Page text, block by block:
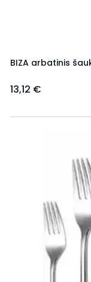
BIZA arbatinis
13,12 €